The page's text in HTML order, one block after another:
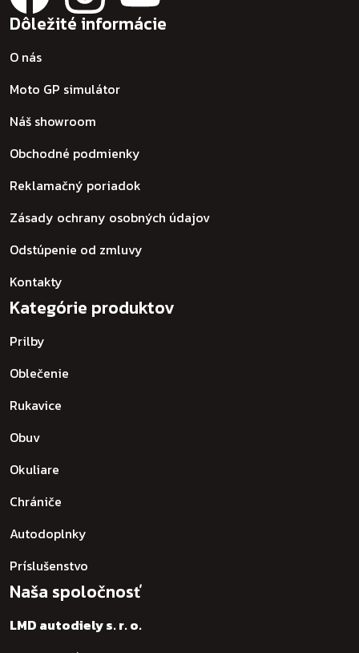
Dôležité informácie
O nás
Moto GP simulátor
Náš showroom
Obchodné podmienky
Reklamačný poriadok
Zásady ochrany osobných údajov
Odstúpenie od zmluvy
Kontakty
Kategórie produktov
Prilby
Oblečenie
Rukavice
Obuv
Okuliare
Chrániče
Autodoplnky
Príslušenstvo
Naša spoločnosť
LMD autodiely s. r. o.